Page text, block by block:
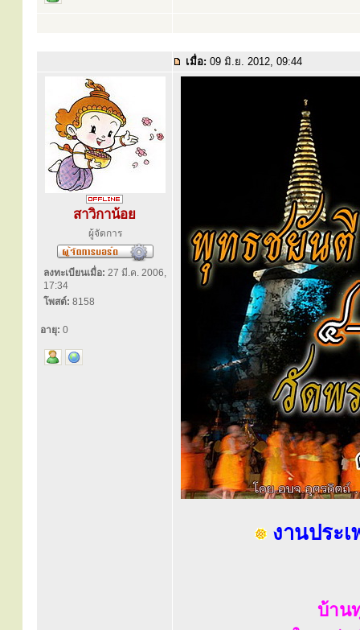
เมื่อ: 09 มิ.ย. 2012, 09:44
สาวิกาน้อย
ผู้จัดการ
ลงทะเบียนเมื่อ: 27 มี.ค. 2006,
17:34
โพสต์: 8158
อายุ: 0
งานประ
บ้าน